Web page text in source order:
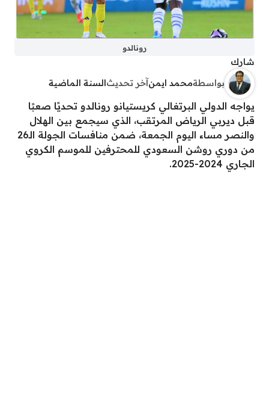
رونالدو
شارك
بواسطةمحمد ايمنآخر تحديثالسنة الماضية
يواجه الدولي البرتغالي كريستيانو رونالدو تحديًا صعبًا
قبل ديربي الرياض المرتقب، الذي سيجمع بين الهلال
والنصر مساء اليوم الجمعة، ضمن منافسات الجولة الـ26
من دوري روشن السعودي للمحترفين للموسم الكروي
الجاري 2024-2025.